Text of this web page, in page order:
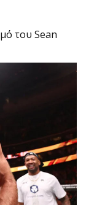
του Sean